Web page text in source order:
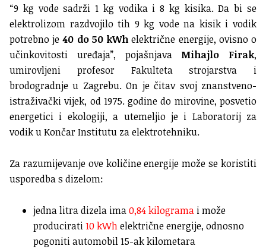
“9 kg vode sadrži 1 kg vodika i 8 kg kisika. Da bi se
elektrolizom razdvojilo tih 9 kg vode na kisik i vodik
potrebno je40 do 50 kWh električne energije, ovisno o
učinkovitosti uređaja”, pojašnjava Mihajlo Firak,
umirovljeni profesor Fakulteta strojarstva i
brodogradnje u Zagrebu. On je čitav svoj znanstveno-
istraživački vijek, od 1975. godine do mirovine, posvetio
energetici i ekologiji, a utemeljio je i Laboratorij za
vodik u Končar Institutu za elektrotehniku.
Za razumijevanje ove količine energije može se koristiti
usporedba s dizelom:
jedna litra dizela ima0,84 kilograma i može
producirati10 kWhelektrične energije, odnosno
pogoniti automobil 15-ak kilometara